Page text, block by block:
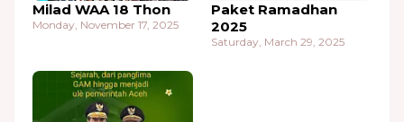
Milad WAA 18 Thon
Monday, November 17, 2025
Paket Ramadhan
2025
Saturday, March 29, 2025